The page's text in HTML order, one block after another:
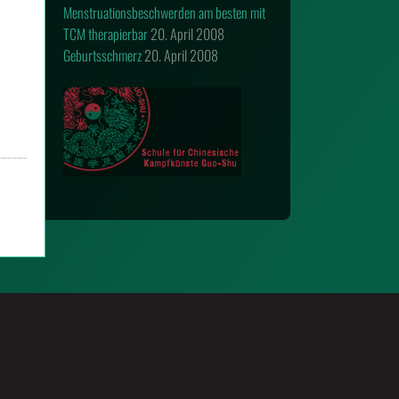
Menstruationsbeschwerden am besten mit
TCM therapierbar20. April 2008
Geburtsschmerz20. April 2008